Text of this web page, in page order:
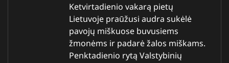
Ketvirtadienio vakarą pietų
Lietuvoje praūžusi audra sukėlė
pavojų miškuose buvusiems
žmonėms ir padarė žalos miškams.
Penktadienio rytą Valstybinių